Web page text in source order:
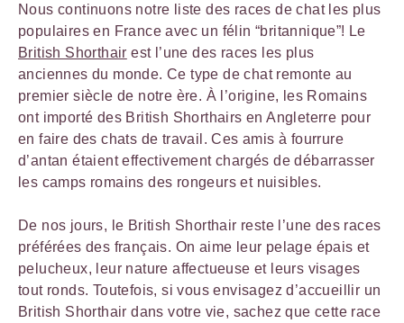
Nous continuons notre liste des races de chat les plus
populaires en France avec un félin “britannique”! Le
British Shorthair est l’une des races les plus
anciennes du monde. Ce type de chat remonte au
premier siècle de notre ère. À l’origine, les Romains
ont importé des British Shorthairs en Angleterre pour
en faire des chats de travail. Ces amis à fourrure
d’antan étaient effectivement chargés de débarrasser
les camps romains des rongeurs et nuisibles.
De nos jours, le British Shorthair reste l’une des races
préférées des français. On aime leur pelage épais et
pelucheux, leur nature affectueuse et leurs visages
tout ronds. Toutefois, si vous envisagez d’accueillir un
British Shorthair dans votre vie, sachez que cette race